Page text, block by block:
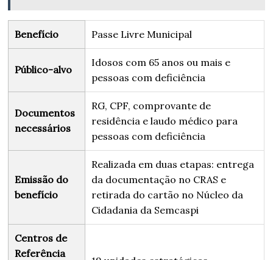
Benefício Passe Livre Municipal
Público-alvo
Idosos com 65 anos ou mais e
pessoas com deficiência
Documentos
necessários
RG, CPF, comprovante de
residência e laudo médico para
pessoas com deficiência
Emissão do
benefício
Realizada em duas etapas: entrega
da documentação no CRAS e
retirada do cartão no Núcleo da
Cidadania da Semcaspi
Centros de
Referência